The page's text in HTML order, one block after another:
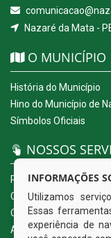
Nazaré da Mata -
O MUNICÍPIO
História do Município
Hino do Município de
Símbolos Oficiais
NOSSOS
Portal da
Carta de Serviços ao
Ouvidoria Eletrônica
Acesso a Informação
INFORMAÇÕES
Utilizamos
Essas
experiência de